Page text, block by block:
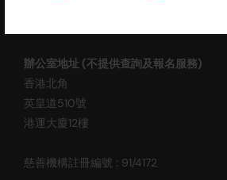
辦公室地址 (不提供查詢及報名服務)
香港北角
英皇道510號
港運大廈12樓
慈善機構註冊編號 : 91/4172